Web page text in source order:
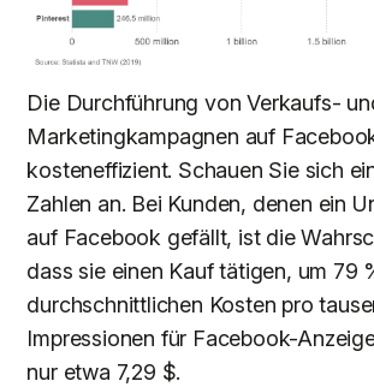
Die Durchführung von Verkaufs-
Marketingkampagnen auf
kosteneffizient. Schauen Sie sich
Zahlen an. Bei Kunden, denen ein
auf Facebook gefällt, ist die
dass sie einen Kauf tätigen, um 79
durchschnittlichen Kosten pro
Impressionen für Facebook-
nur etwa 7,29 $.